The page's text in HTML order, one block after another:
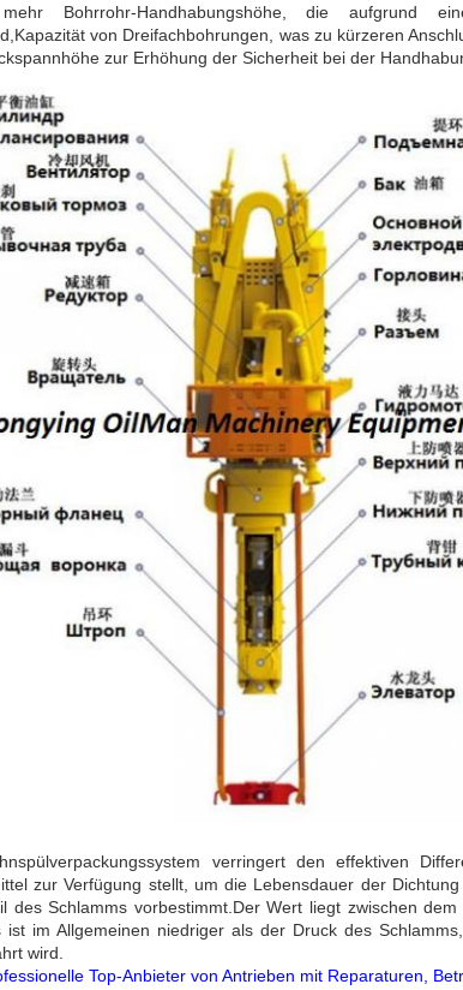
Bohrrohr-Handhabungshöhe, die aufgrund
von Dreifachbohrungen, was zu kürzeren
zur Erhöhung der Sicherheit bei der
verringert den effektiven
zur Verfügung stellt, um die Lebensdauer der
des Schlamms vorbestimmt.Der Wert liegt zwischen
ist im Allgemeinen niedriger als der Druck des
wird.
Top-Anbieter von Antrieben mit Reparaturen,